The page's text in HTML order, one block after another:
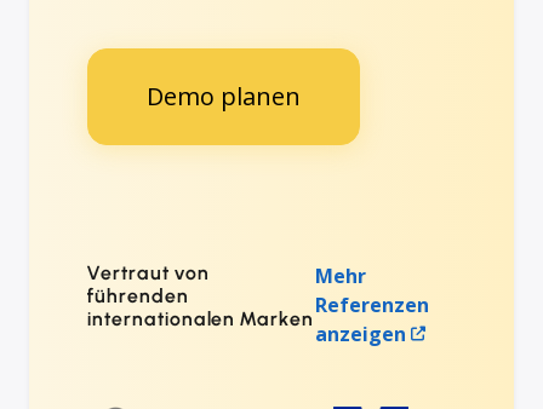
Demo planen
Vertraut von
führenden
internationalen Marken
Mehr
Referenzen
anzeigen